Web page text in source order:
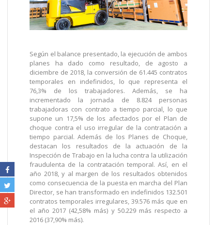
Según el balance presentado, la ejecución de ambos
planes ha dado como resultado, de agosto a
diciembre de 2018, la conversión de 61.445 contratos
temporales en indefinidos, lo que representa el
76,3% de los trabajadores. Además, se ha
incrementado la jornada de 8.824 personas
trabajadoras con contrato a tiempo parcial, lo que
supone un 17,5% de los afectados por el Plan de
choque contra el uso irregular de la contratación a
tiempo parcial. Además de los Planes de Choque,
destacan los resultados de la actuación de la
Inspección de Trabajo en la lucha contra la utilización
fraudulenta de la contratación temporal. Así, en el
año 2018, y al margen de los resultados obtenidos
como consecuencia de la puesta en marcha del Plan
Director, se han transformado en indefinidos 132.501
contratos temporales irregulares, 39.576 más que en
el año 2017 (42,58% más) y 50.229 más respecto a
2016 (37,90% más).